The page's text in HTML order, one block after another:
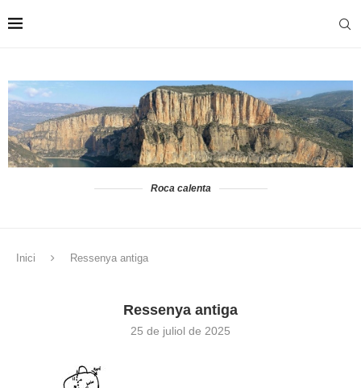
Roca calenta
Inici Ressenya antiga
Ressenya antiga
25 de juliol de 2025